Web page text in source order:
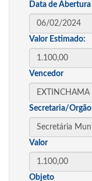
Data de Abertura
Valor Estimado:
Vencedor
Secretaria/Orgão
Valor
Objeto